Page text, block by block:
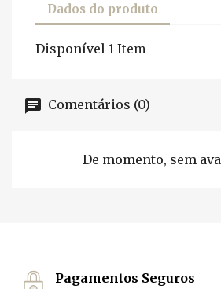
Dados do produto
Disponível 1 Item
Comentários (0)
De momento, sem
Pagamentos Seguros